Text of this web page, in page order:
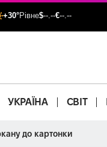
+30°Рівне$--.--€--.--
УКРАЇНА СВІТ
до картонки